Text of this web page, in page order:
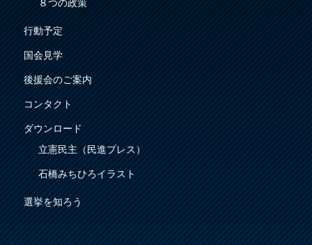
８つの政策
行動予定
国会見学
後援会のご案内
コンタクト
ダウンロード
立憲民主（民進プレス）
石橋みちひろイラスト
選挙を知ろう